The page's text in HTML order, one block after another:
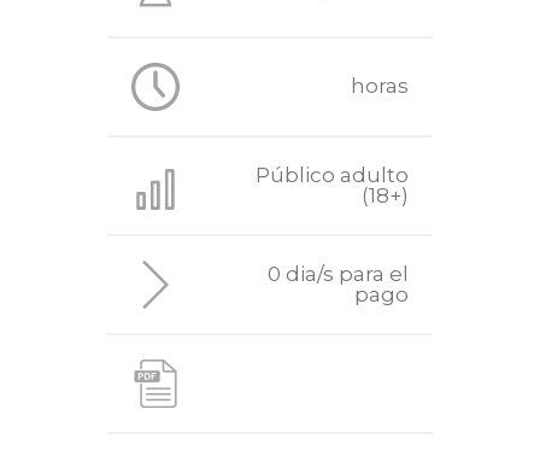
horas
Público adulto
(18+)
0 dia/s para el
pago